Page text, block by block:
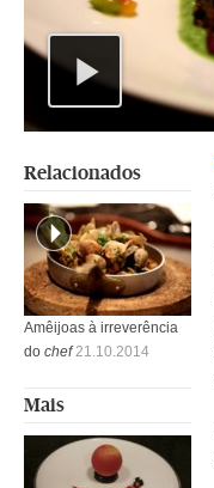
Play
Video
Relacionados
Amêijoas à irreverência
do chef 21.10.2014
Mais